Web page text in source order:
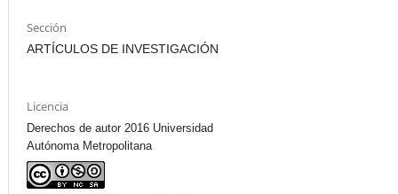
Sección
ARTÍCULOS DE INVESTIGACIÓN
Licencia
Derechos de autor 2016 Universidad
Autónoma Metropolitana